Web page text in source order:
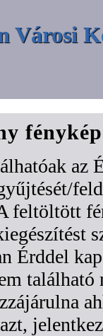
Városi
az
feltöltött
Érddel
található